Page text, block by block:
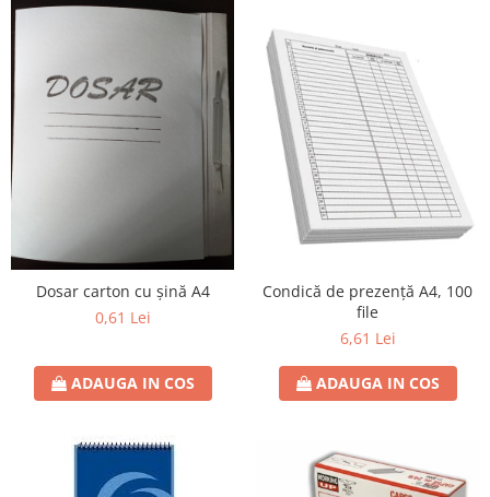
Dosar carton cu șină A4
0,61 Lei
ADAUGA IN COS
Condică de prezență A4, 100
file
6,61 Lei
ADAUGA IN COS